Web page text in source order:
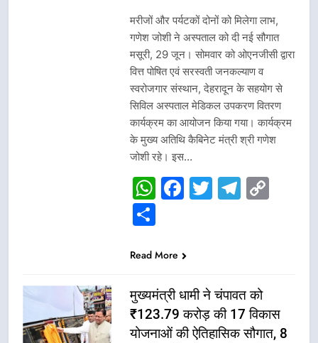
मरीजों और पर्यटकों दोनों को मिलेगा लाभ,
गणेश जोशी ने अस्पताल को दी नई सौगात
मसूरी, 29 जून। सोमवार को ओएनजीसी द्वारा
वित्त पोषित एवं सरस्वती जनकल्याण व
स्वरोजगार संस्थान, देहरादून के सहयोग से
सिविल अस्पताल मेडिकल उपकरण वितरण
कार्यक्रम का आयोजन किया गया। कार्यक्रम
के मुख्य अतिथि कैबिनेट मंत्री श्री गणेश
जोशी रहे। इस…
WhatsApp
Facebook
Twitter
Share
Read More
मुख्यमंत्री धामी ने चंपावत को
₹123.79 करोड़ की 17 विकास
योजनाओं की ऐतिहासिक सौगात, 8